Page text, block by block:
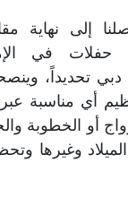
إلى نهاية
في
دبي تحديداً،
أي مناسبة
أو الخطوبة
وغيرها